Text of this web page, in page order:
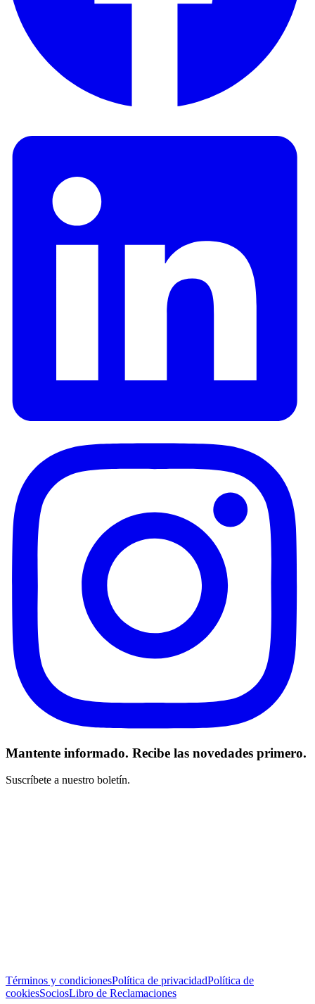
Mantente informado. Recibe las novedades primero.
Suscríbete a nuestro boletín.
Términos y condicionesPolítica de privacidadPolítica de
cookiesSociosLibro de Reclamaciones